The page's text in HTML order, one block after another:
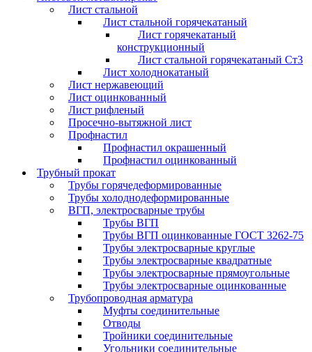
Лист стальной
Лист стальной горячекатаный
Лист горячекатаный
конструкционный
Лист стальной горячекатаный Ст3
Лист холоднокатаный
Лист нержавеющий
Лист оцинкованный
Лист рифленый
Просечно-вытяжной лист
Профнастил
Профнастил окрашенный
Профнастил оцинкованный
Трубный прокат
Трубы горячедеформированные
Трубы холоднодеформированные
ВГП, электросварные трубы
Трубы ВГП
Трубы ВГП оцинкованные ГОСТ 3262-75
Трубы электросварные круглые
Трубы электросварные квадратные
Трубы электросварные прямоугольные
Трубы электросварные оцинкованные
Трубопроводная арматура
Муфты соединительные
Отводы
Тройники соединительные
Угольники соединительные